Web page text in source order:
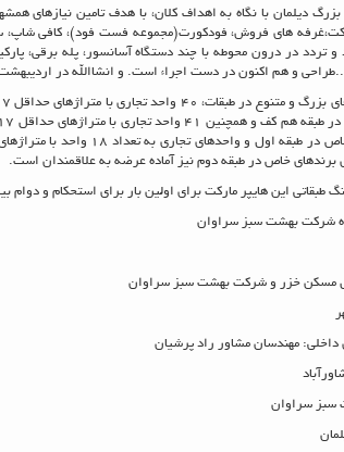
دیلمان با نگاه به اهداف کلان، با هدف تامین نیازهای
های فروش، فودکورت(مجموعه فست فود)، کافی شاپ،
تردد در درون محوطه با چند دستگاه آسانسور، پله برقی،
برندهای خاص در طبقه دوم نیز آماده عرضه به علاقمندان است.
طبقاتی این هایپر مارکت برای اولین بار برای استحکام و
شرکت بهشت سبز سراوان
مسکن خزر و شرکت بهشت سبز سراوان
داخلی: مهندسان مشاور راد پرشیان
سبز سراوان